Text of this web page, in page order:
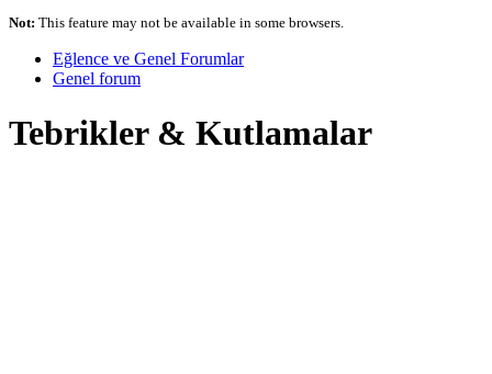
Not: This feature may not be available in some browsers.
Eğlence ve Genel Forumlar
Genel forum
Tebrikler & Kutlamalar